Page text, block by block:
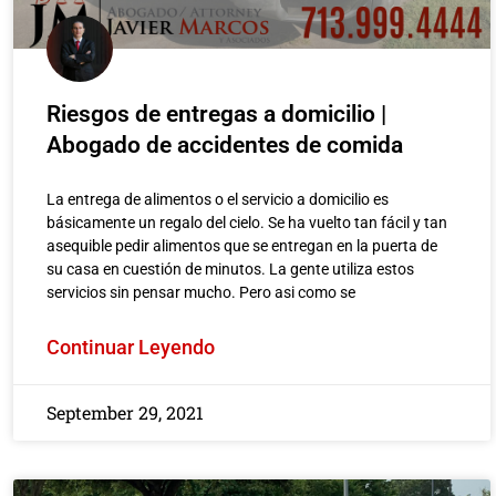
Riesgos de entregas a domicilio |
Abogado de accidentes de comida
La entrega de alimentos o el servicio a domicilio es
básicamente un regalo del cielo. Se ha vuelto tan fácil y tan
asequible pedir alimentos que se entregan en la puerta de
su casa en cuestión de minutos. La gente utiliza estos
servicios sin pensar mucho. Pero asi como se
Continuar Leyendo
September 29, 2021